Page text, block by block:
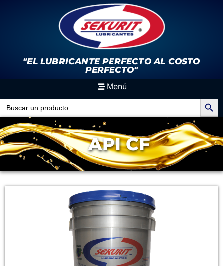
"EL LUBRICANTE PERFECTOAL COSTO
PERFECTO"
Menú
Search
for:
Search Button
API CF